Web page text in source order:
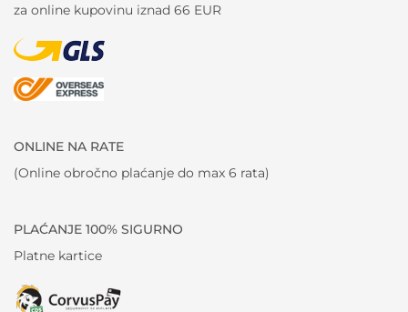
za online kupovinu iznad 66 EUR
ONLINE NA RATE
(Online obročno plaćanje do max 6 rata)
PLAĆANJE 100% SIGURNO
Platne kartice